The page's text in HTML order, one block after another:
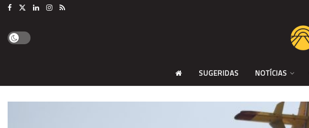
SUGERIDAS NOTÍCIAS